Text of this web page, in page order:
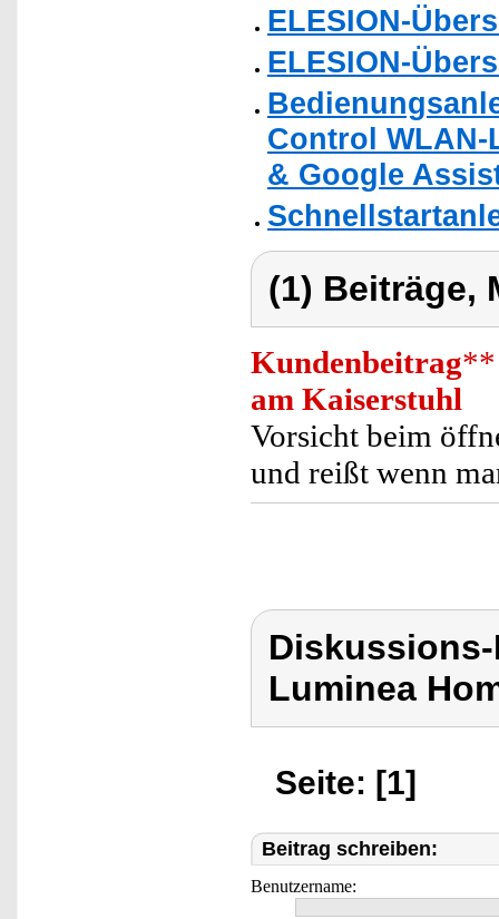
ELESION-
ELESION-
Control WLAN-
& Google
(1) Beiträge,
Kundenbeitrag**
am Kaiserstuhl
Vorsicht beim
und reißt wenn
Luminea
Seite: [1]
Beitrag schreiben:
Benutzername: